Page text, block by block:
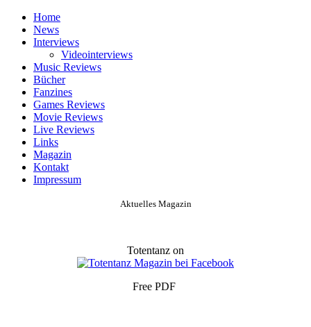
Home
News
Interviews
Videointerviews
Music Reviews
Bücher
Fanzines
Games Reviews
Movie Reviews
Live Reviews
Links
Magazin
Kontakt
Impressum
Aktuelles Magazin
Totentanz on
Free PDF